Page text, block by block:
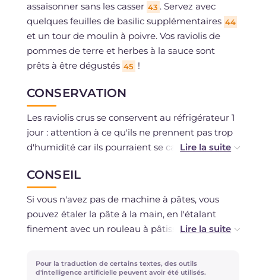
assaisonner sans les casser 43 . Servez avec
quelques feuilles de basilic supplémentaires 44
et un tour de moulin à poivre. Vos raviolis de
pommes de terre et herbes à la sauce sont
prêts à être dégustés 45 !
CONSERVATION
Les raviolis crus se conservent au réfrigérateur 1
jour : attention à ce qu'ils ne prennent pas trop
d'humidité car ils pourraient se casser. Ils
également être congelée ou conservée au
réfrigérateur 2 jours. La farce peut être préparée
la veille et conservée au réfrigérateur.
CONSEIL
Si vous n'avez pas de machine à pâtes, vous
pouvez étaler la pâte à la main, en l'étalant
finement avec un rouleau à pâtisserie.
En alternative à la sauce, vous pouvez
assaisonner vos raviolis de pommes de terre et
Pour la traduction de certains textes, des outils
d'intelligence artificielle peuvent avoir été utilisés.